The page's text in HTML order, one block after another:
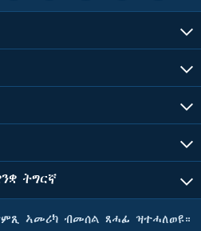
ትግርኛ
ኣመሪካ ብመሰል ጸሓፊ ዝተሓለወዩ።